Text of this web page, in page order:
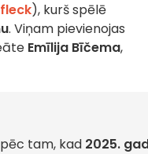
), kurš spēlē
. Viņam pievienojas
Emīlija Bīčema,
tam, kad 2025.